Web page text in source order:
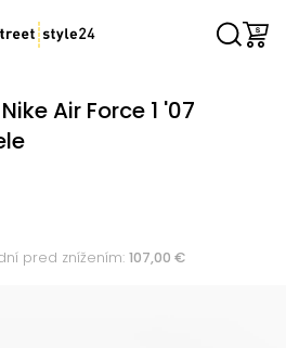
Air Force 1 '07
pred znížením: 107,00 €